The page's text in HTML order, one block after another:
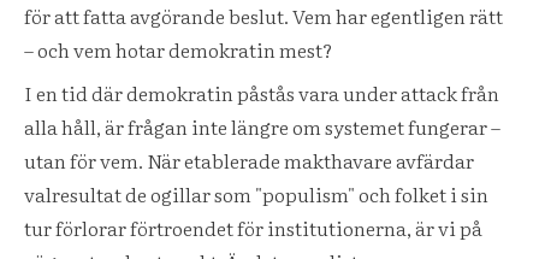
för att fatta avgörande beslut. Vem har egentligen rätt
– och vem hotar demokratin mest?
I en tid där demokratin påstås vara under attack från
alla håll, är frågan inte längre om systemet fungerar –
utan för vem. När etablerade makthavare avfärdar
valresultat de ogillar som "populism" och folket i sin
tur förlorar förtroendet för institutionerna, är vi på